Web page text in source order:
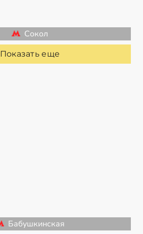
Сокол
Показать еще
Бабушкинская